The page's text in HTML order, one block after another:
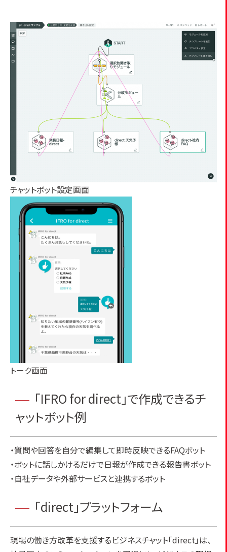
チャットボット設定画面
トーク画面
「IFRO for direct」で作成できるチ
ャットボット例
・質問や回答を自分で編集して即時反映できるFAQボット
・ボットに話しかけるだけで日報が作成できる報告書ボット
・自社データや外部サービスと連携するボット
「direct」プラットフォーム
現場の働き方改革を支援するビジネスチャット「direct」は、